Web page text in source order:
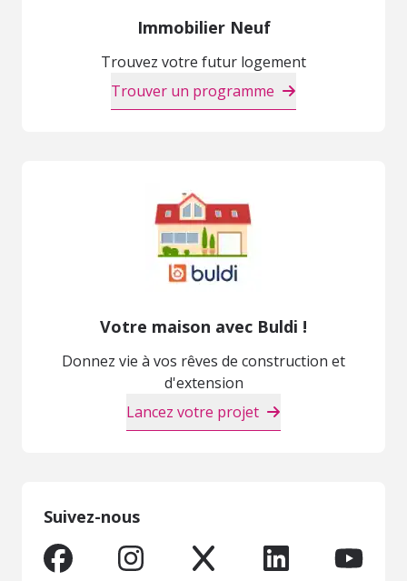
Immobilier Neuf
Trouvez votre futur logement
Trouver un programme
Votre maison avec Buldi !
Donnez vie à vos rêves de construction et
d'extension
Lancez votre projet
Suivez-nous